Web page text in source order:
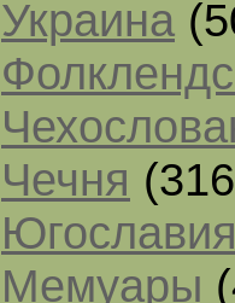
Украина
Чечня
Мемуары